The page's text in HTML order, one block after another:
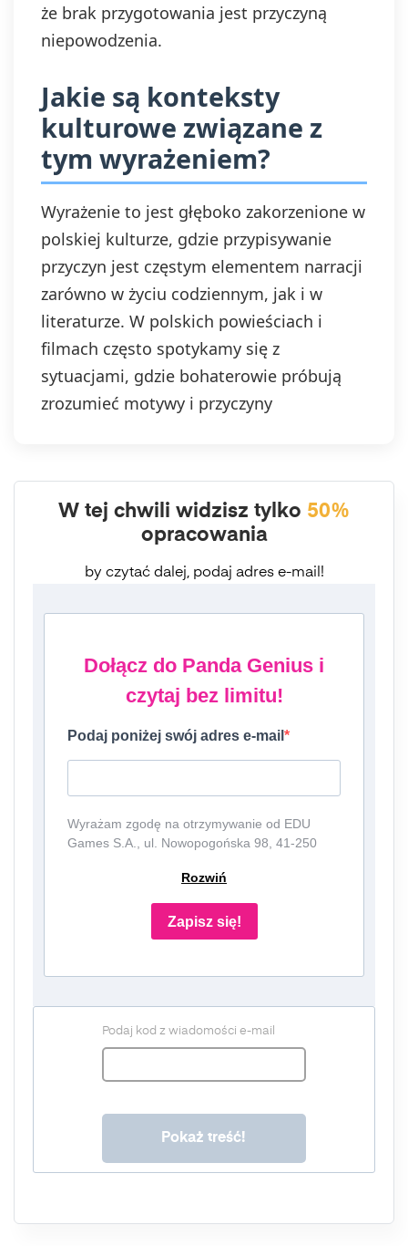
że brak przygotowania jest przyczyną
niepowodzenia.
Jakie są konteksty
kulturowe związane z
tym wyrażeniem?
Wyrażenie to jest głęboko zakorzenione w
polskiej kulturze, gdzie przypisywanie
przyczyn jest częstym elementem narracji
zarówno w życiu codziennym, jak i w
literaturze. W polskich powieściach i
filmach często spotykamy się z
sytuacjami, gdzie bohaterowie próbują
zrozumieć motywy i przyczyny
W tej chwili widzisz tylko 50%
opracowania
by czytać dalej, podaj adres e-mail!
Dołącz do Panda Genius i
czytaj bez limitu!
Podaj poniżej swój adres e-mail
Wyrażam zgodę na otrzymywanie od EDU
Games S.A., ul. Nowopogońska 98, 41-250
REGON: 387109330 (dalej jako
"Administrator") newslettera, czyli informacji o
tematyce związanej z edukacją i szkolnictwem
oraz ofert handlowych lub/ i reklamowych za
telefonicznej. Podanie danych jest dobrowolne,
danych to wyrażenie zgody, zgodnie z art. 6
ust. 1 lit. a. RODO. Twoje dane będą
sprostowania, usunięcia, ograniczenia
przetwarzania, prawo do przenoszenia danych,
bez wpływu na zgodność z prawem
Rozwiń
Zapisz się!
Podaj kod z wiadomości e-mail